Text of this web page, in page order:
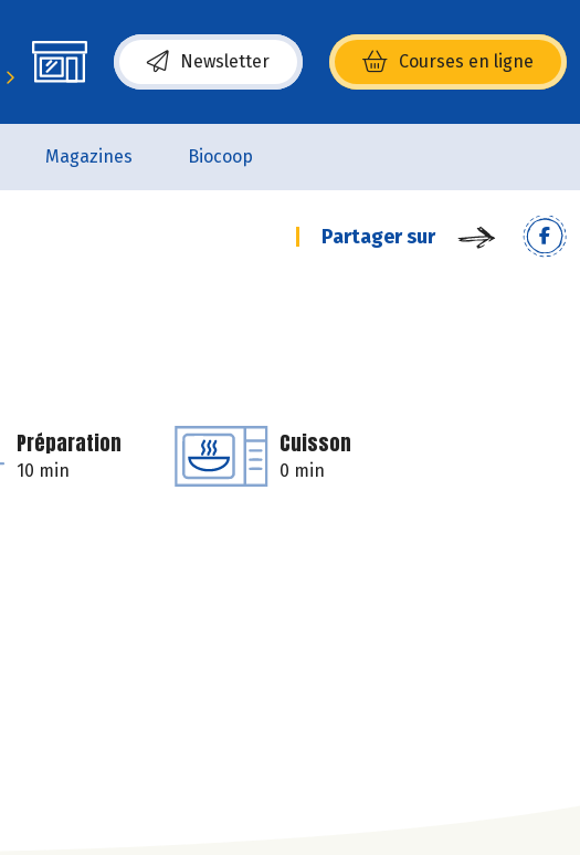
Newsletter Courses en ligne
(s’ouvre dans une nouvelle fenêtre)
Magazines Biocoop
Partager sur
Préparation
10 min
Cuisson
0 min